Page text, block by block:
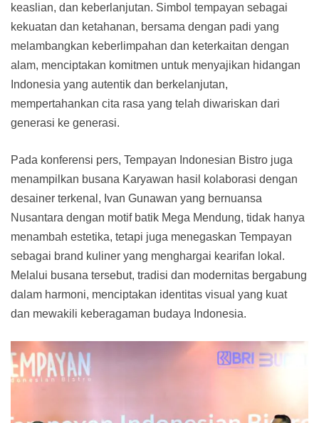
keaslian, dan keberlanjutan. Simbol tempayan sebagai
kekuatan dan ketahanan, bersama dengan padi yang
melambangkan keberlimpahan dan keterkaitan dengan
alam, menciptakan komitmen untuk menyajikan hidangan
Indonesia yang autentik dan berkelanjutan,
mempertahankan cita rasa yang telah diwariskan dari
generasi ke generasi.
Pada konferensi pers, Tempayan Indonesian Bistro juga
menampilkan busana Karyawan hasil kolaborasi dengan
desainer terkenal, Ivan Gunawan yang bernuansa
Nusantara dengan motif batik Mega Mendung, tidak hanya
menambah estetika, tetapi juga menegaskan Tempayan
sebagai brand kuliner yang menghargai kearifan lokal.
Melalui busana tersebut, tradisi dan modernitas bergabung
dalam harmoni, menciptakan identitas visual yang kuat
dan mewakili keberagaman budaya Indonesia.